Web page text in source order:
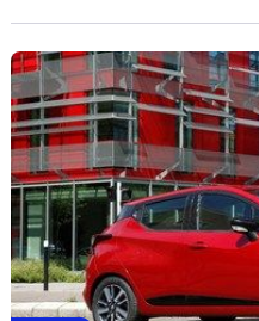
Nous sommes allés au
première fois.